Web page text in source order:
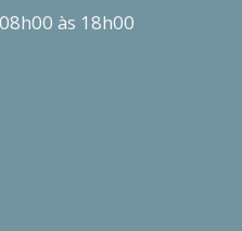
às 18h00